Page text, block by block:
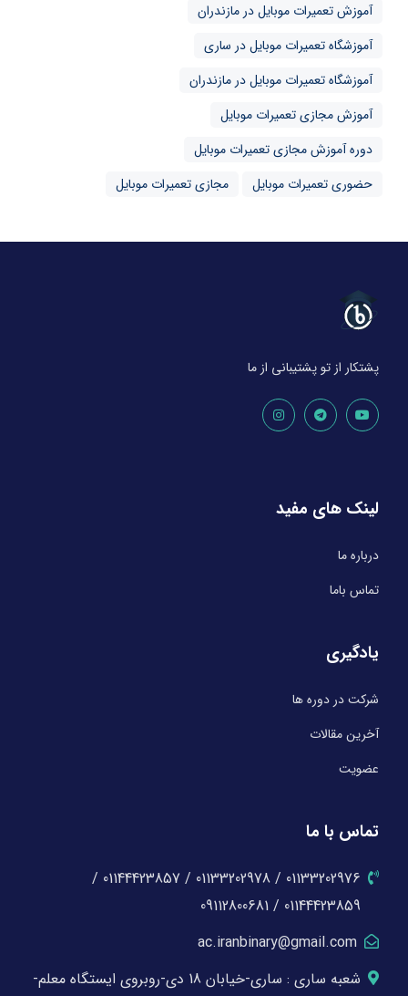
آموزش تعمیرات موبایل در مازندران
آموزشگاه تعمیرات موبایل در ساری
آموزشگاه تعمیرات موبایل در مازندران
آموزش مجازی تعمیرات موبایل
دوره آموزش مجازی تعمیرات موبایل
حضوری تعمیرات موبایل
مجازی تعمیرات موبایل
پشتکار از تو پشتیبانی از ما
لینک های مفید
درباره ما
تماس باما
یادگیری
شرکت در دوره ها
آخرین مقالات
عضویت
تماس با ما
01133202976 / 01133202978 / 01144423857 /
01144423859 / 09112800681
ac.iranbinary@gmail.com
شعبه ساری : ساری-خیابان 18 دی-روبروی ایستگاه معلم-